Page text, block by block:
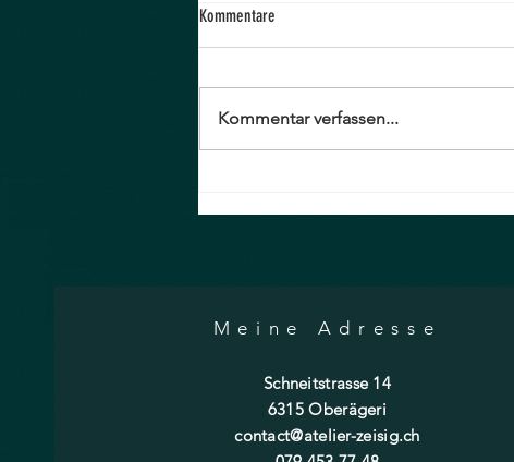
Verkaufsfläche
Kommentare
Kommentar verfassen...
Meine Adresse
Schneitstrasse 14
6315 Oberägeri
contact@atelier-zeisig.ch